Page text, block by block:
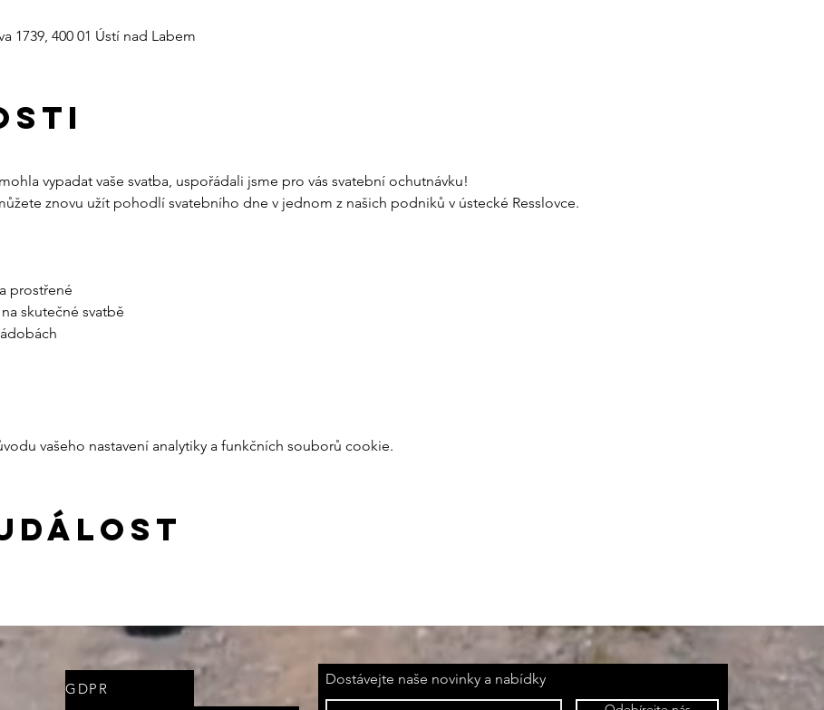
1739, 400 01 Ústí nad Labem
vypadat vaše svatba, uspořádali jsme pro vás svatební ochutnávku!
znovu užít pohodlí svatebního dne v jednom z našich podniků v ústecké Resslovce.
prostřené
skutečné svatbě
vašeho nastavení analytiky a funkčních souborů cookie.
GDPR
Dostávejte naše novinky a nabídky